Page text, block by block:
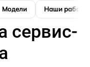
Модели Наши работы
сервис-